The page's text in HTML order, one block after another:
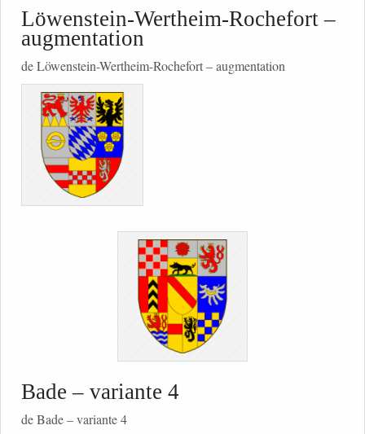
Löwenstein-Wertheim-Rochefort –
augmentation
de Löwenstein-Wertheim-Rochefort – augmentation
Bade – variante 4
de Bade – variante 4